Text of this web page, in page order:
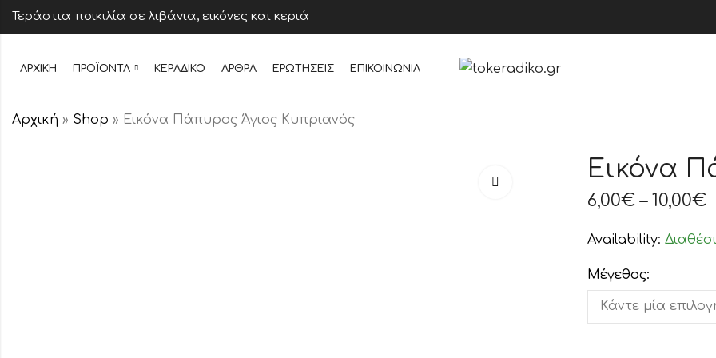
Τεράστια ποικιλία σε λιβάνια, εικόνες και κεριά
ΑΡΧΙΚΉ ΠΡΟΪΌΝΤΑ ΚΕΡΆΔΙΚΟ ΆΡΘΡΑ ΕΡΩΤΉΣΕΙΣ ΕΠΙΚΟΙΝΩΝΊΑ
Αρχική » Shop » Εικόνα Πάπυρος Άγιος Κυπριανός
Εικόνα
6,00€ – 10,00€
Availability:
Μέγεθος: